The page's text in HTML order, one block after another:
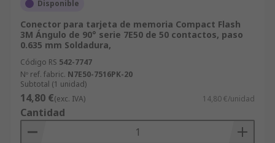
Disponible
Conector para tarjeta de memoria Compact Flash
3M Ángulo de 90° serie 7E50 de 50 contactos, paso
0.635 mm Soldadura,
Código RS 542-7747
Nº ref. fabric. N7E50-7516PK-20
Subtotal (1 unidad)
14,80 €(exc. IVA) 14,80 €/unidad
Cantidad